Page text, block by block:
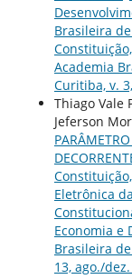
Brasileira
Academia
Curitiba, v.
Thiago Vale
Jeferson
Eletrônica
Economia e
Brasileira
13, ago./